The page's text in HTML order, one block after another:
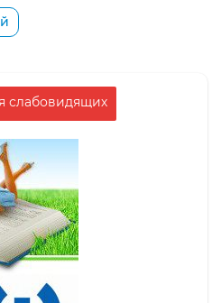
слабовидящих